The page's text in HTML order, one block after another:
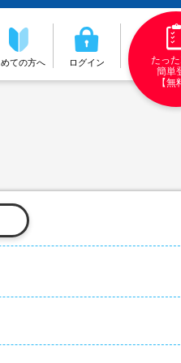
ての方へ ログイン
たっ
簡単
【無